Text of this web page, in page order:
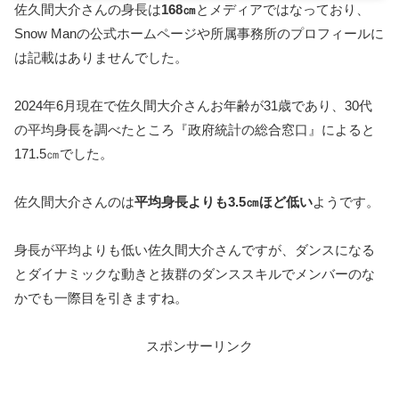
佐久間大介さんの身長は168㎝とメディアではなっており、
Snow Manの公式ホームページや所属事務所のプロフィールに
は記載はありませんでした。
2024年6月現在で佐久間大介さんお年齢が31歳であり、30代
の平均身長を調べたところ『政府統計の総合窓口』によると
171.5㎝でした。
佐久間大介さんのは平均身長よりも3.5㎝ほど低いようです。
身長が平均よりも低い佐久間大介さんですが、ダンスになる
とダイナミックな動きと抜群のダンススキルでメンバーのな
かでも一際目を引きますね。
スポンサーリンク